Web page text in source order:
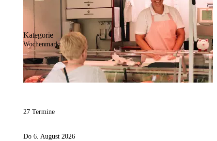
Kategorie
Wochenmarkt
27 Termine
Do 6. August 2026